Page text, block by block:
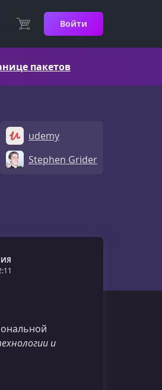
Войти
пакетов
udemy
Stephen Grider
и